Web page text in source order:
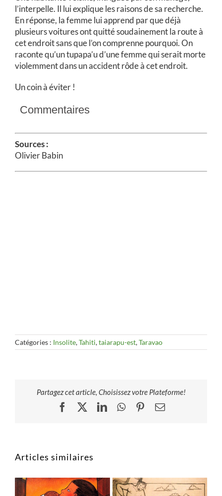
l’interpelle. Il lui explique les raisons de sa recherche.
En réponse, la femme lui apprend par que déjà
plusieurs voitures ont quitté soudainement la route à
cet endroit sans que l’on comprenne pourquoi. On
raconte qu’un tupapa’u d’une femme qui serait morte
violemment dans un accident rôde à cet endroit.
Un coin à éviter !
Commentaires
Sources :
Olivier Babin
Catégories : Insolite,Tahiti,taiarapu-est,Taravao
Partagez cet article, Choisissez votre Plateforme!
FacebookLinkedInWhatsApp
Pinterest
Email
Articles similaires